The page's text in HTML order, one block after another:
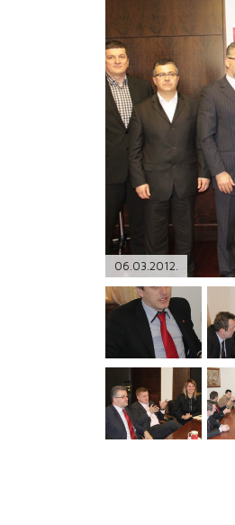
TELEFONSKI IMENIK
06.03.2012.